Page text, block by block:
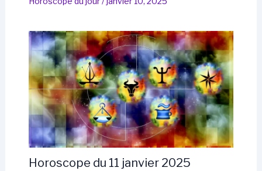
Horoscope du 11 janvier 2025